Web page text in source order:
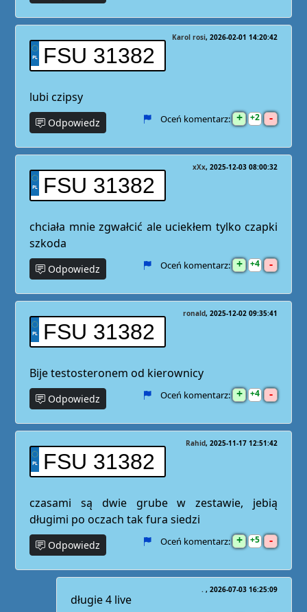
FSU 31382
Karol rosi 2026-02-01 14:20:42
lubi czipsy
Odpowiedz Oceń komentarz: + 2 -
FSU 31382
xXx 2025-12-03 08:00:32
chciała mnie zgwałcić ale uciekłem tylko czapki
szkoda
Odpowiedz Oceń komentarz: + 4 -
FSU 31382
ronald 2025-12-02 09:35:41
Bije testosteronem od kierownicy
Odpowiedz Oceń komentarz: + 4 -
FSU 31382
Rahid 2025-11-17 12:51:42
czasami są dwie grube w zestawie, jebią
długimi po oczach tak fura siedzi
Odpowiedz Oceń komentarz: + 5 -
. 2026-07-03 16:25:09
długie 4 live